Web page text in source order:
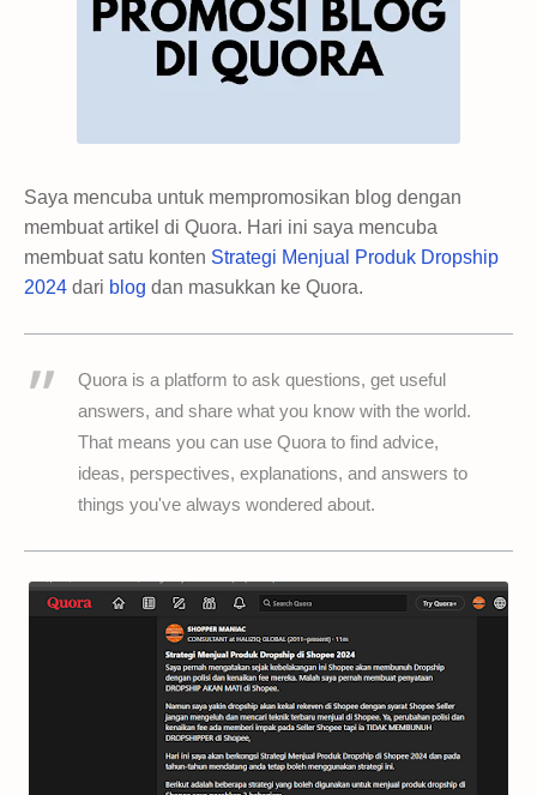
Saya mencuba untuk mempromosikan blog dengan
membuat artikel di Quora. Hari ini saya mencuba
membuat satu konten Strategi Menjual Produk Dropship
2024 dari blog dan masukkan ke Quora.
Quora is a platform to ask questions, get useful
answers, and share what you know with the world.
That means you can use Quora to find advice,
ideas, perspectives, explanations, and answers to
things you've always wondered about.